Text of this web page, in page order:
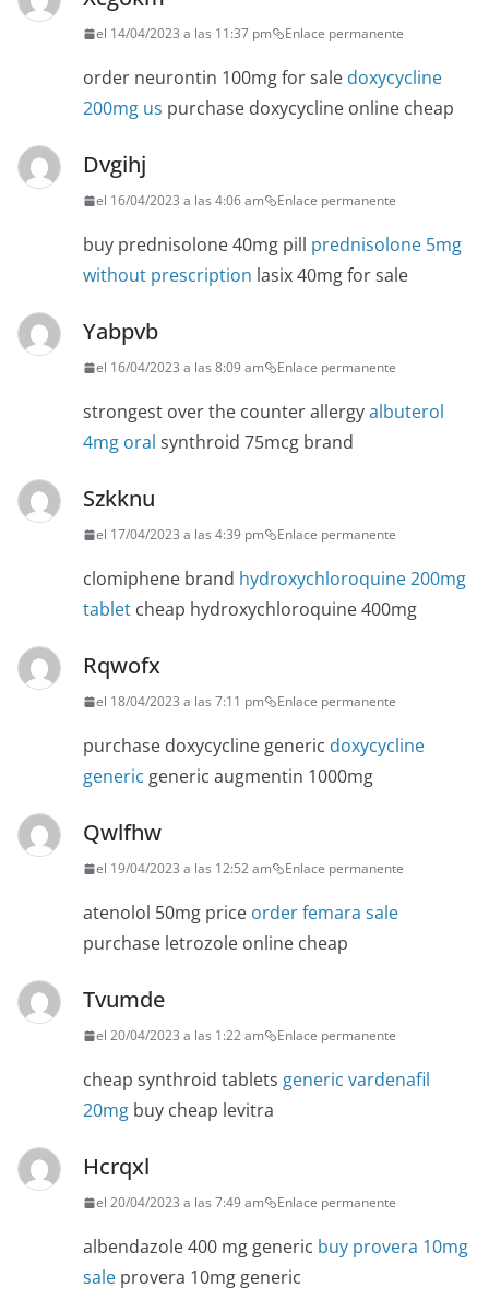
el 14/04/2023 a las 11:37 pm Enlace permanente
order neurontin 100mg for sale doxycycline
200mg us purchase doxycycline online cheap
Dvgihj
el 16/04/2023 a las 4:06 am Enlace permanente
buy prednisolone 40mg pill prednisolone 5mg
without prescription lasix 40mg for sale
Yabpvb
el 16/04/2023 a las 8:09 am Enlace permanente
strongest over the counter allergyalbuterol
4mg oral synthroid 75mcg brand
Szkknu
el 17/04/2023 a las 4:39 pm Enlace permanente
clomiphene brand hydroxychloroquine 200mg
tablet cheap hydroxychloroquine 400mg
Rqwofx
el 18/04/2023 a las 7:11 pm Enlace permanente
purchase doxycycline generic doxycycline
generic generic augmentin 1000mg
Qwlfhw
el 19/04/2023 a las 12:52 am Enlace permanente
atenolol 50mg price order femara sale
purchase letrozole online cheap
Tvumde
el 20/04/2023 a las 1:22 am Enlace permanente
cheap synthroid tablets generic vardenafil
20mg buy cheap levitra
Hcrqxl
el 20/04/2023 a las 7:49 am Enlace permanente
albendazole 400 mg generic buy provera 10mg
sale provera 10mg generic